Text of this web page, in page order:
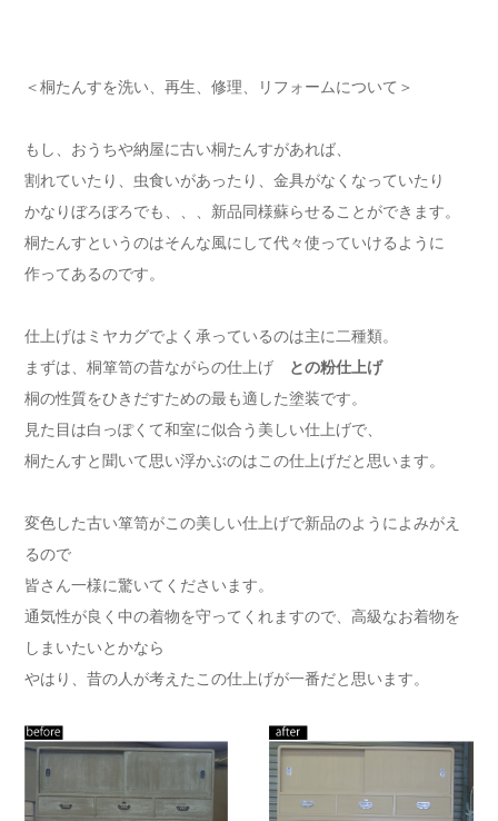
＜桐たんすを洗い、再生、修理、リフォームについて＞
もし、おうちや納屋に古い桐たんすがあれば、
割れていたり、虫食いがあったり、金具がなくなっていたり
かなりぼろぼろでも、、、新品同様蘇らせることができます。
桐たんすというのはそんな風にして代々使っていけるように
作ってあるのです。
仕上げはミヤカグでよく承っているのは主に二種類。
まずは、桐箪笥の昔ながらの仕上げ
との粉仕上げ
桐の性質をひきだすための最も適した塗装です。
見た目は白っぽくて和室に似合う美しい仕上げで、
桐たんすと聞いて思い浮かぶのはこの仕上げだと思います。
変色した古い箪笥がこの美しい仕上げで新品のようによみがえ
るので
皆さん一様に驚いてくださいます。
通気性が良く中の着物を守ってくれますので、高級なお着物を
しまいたいとかなら
やはり、昔の人が考えたこの仕上げが一番だと思います。